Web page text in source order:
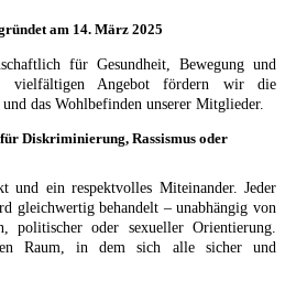
am 14. März 2025
für Gesundheit, Bewegung und
vielfältigen Angebot fördern wir die
das Wohlbefinden unserer Mitglieder.
Diskriminierung, Rassismus oder
und ein respektvolles Miteinander. Jeder
gleichwertig behandelt – unabhängig von
politischer oder sexueller Orientierung.
Raum, in dem sich alle sicher und